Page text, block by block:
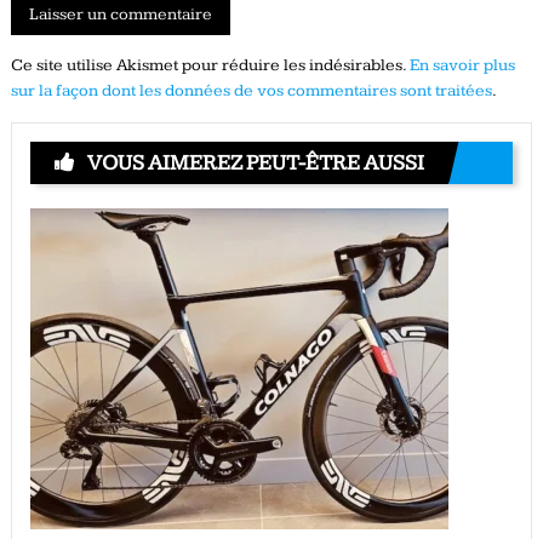
Ce site utilise Akismet pour réduire les indésirables.En savoir plus
sur la façon dont les données de vos commentaires sont traitées.
VOUS AIMEREZ PEUT-ÊTRE AUSSI